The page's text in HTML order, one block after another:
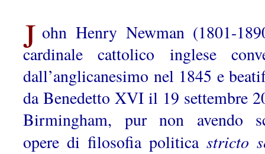
J ohn Henry Newman (1801-
cardinale cattolico inglese
dall’angli­canesimo nel 1845 e
da Benedetto XVI il 19 settembre
Birmingham, pur non avendo
opere di filosofia politica stricto